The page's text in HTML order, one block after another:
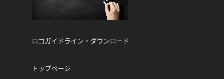
ロゴガイドライン・ダウンロード
トップページ